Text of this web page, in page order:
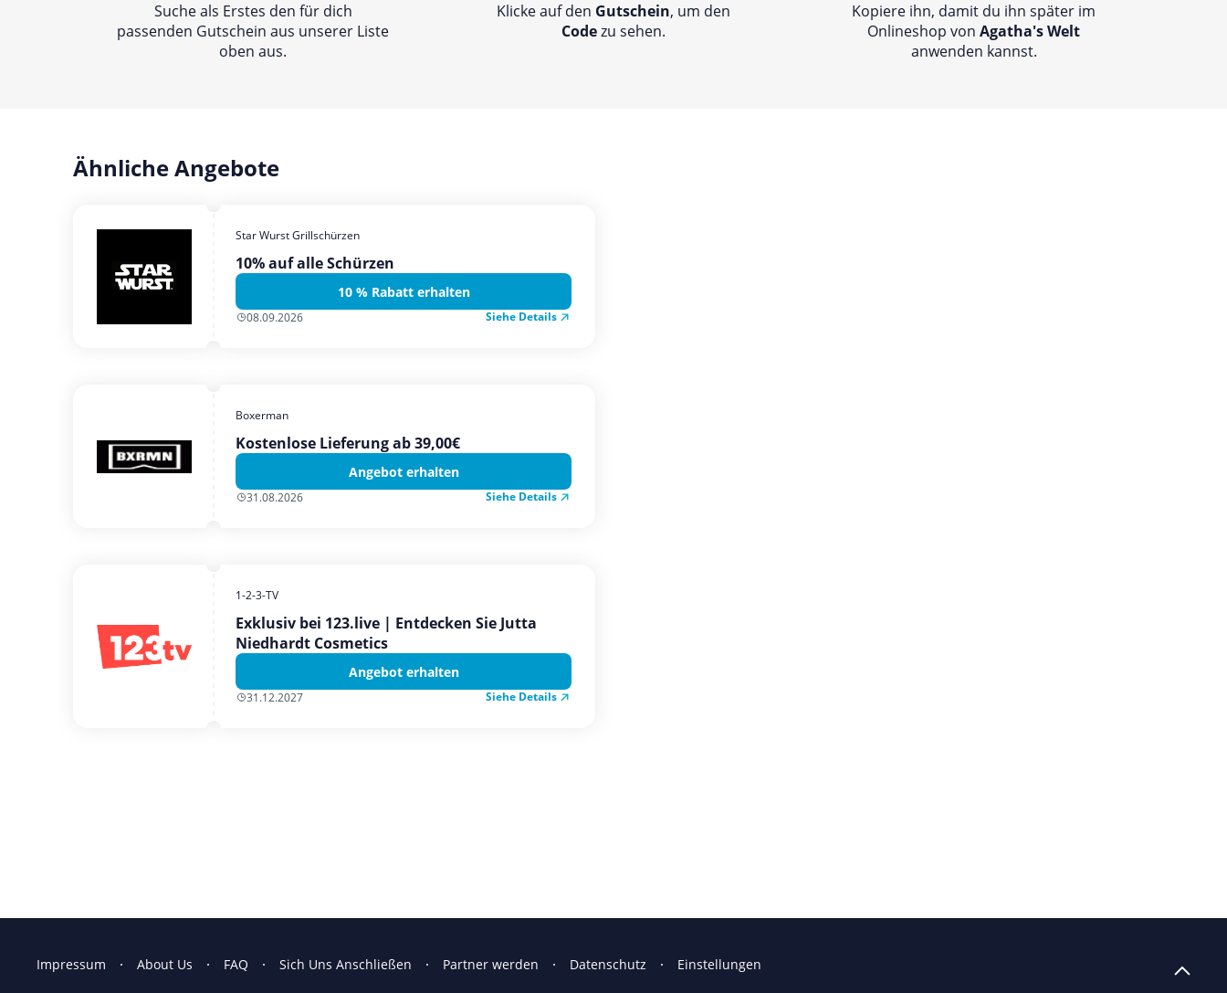
Suche als Erstes den für dich
passenden Gutschein aus unserer Liste
oben aus.
Klicke auf den Gutschein, um den
Codezu sehen.
Kopiere ihn, damit du ihn später im
Onlineshop vonAgatha's Welt
anwenden kannst.
Ähnliche Angebote
Star Wurst Grillschürzen
10% auf alle Schürzen
10 % Rabatt erhalten
08.09.2026 Siehe Details
Boxerman
Kostenlose Lieferung ab 39,00€
Angebot erhalten
31.08.2026 Siehe Details
1-2-3-TV
Exklusiv bei 123.live | Entdecken Sie Jutta
Niedhardt Cosmetics
Angebot erhalten
31.12.2027 Siehe Details
Impressum About Us FAQ Sich Uns Anschließen Partner werden Datenschutz Einstellungen